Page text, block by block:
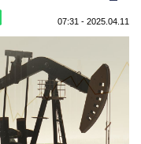
2025.04.11
-
07:31